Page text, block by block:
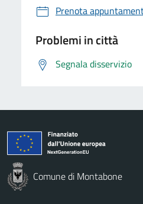
Prenota
Problemi in città
Segnala disservizio
Comune di Montabone